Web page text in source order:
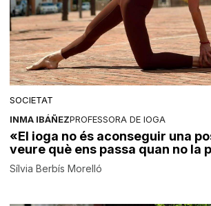
SOCIETAT
INMA IBÁÑEZPROFESSORA DE IOGA
«El ioga no és aconseguir una
veure què ens passa quan no la
Sílvia Berbís Morelló